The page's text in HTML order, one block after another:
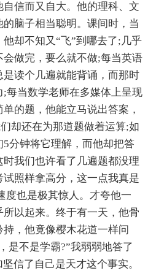
信而又自大。他的理科、文
脑子相当聪明。课间时，当
却不知又“飞”到哪去了;几乎
做完，要么就不做;每当英语
读个几遍就能背诵，而那时
每当数学老师在多媒体上呈现
的题，他能立马说出答案，
却还在为那道题做着运算;如
分钟将它理解，而他却把答
我们也许看了几遍题都没理
照样拿高分，这一点我真是
度也是极其惊人。才夸他一
以起来。终于有一天，他骨
，他竟像樱木花道一样问
是不是学霸?”我弱弱地答了
信了自己是天才这个事实。